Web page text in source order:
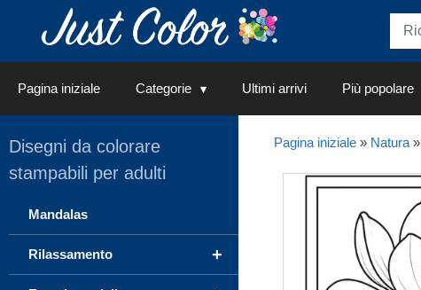
Pagina iniziale Categorie Ultimi arrivi Più popolare
Pagina iniziale» Natura»
Disegni da colorare
stampabili per adulti
Mandalas
+
Rilassamento